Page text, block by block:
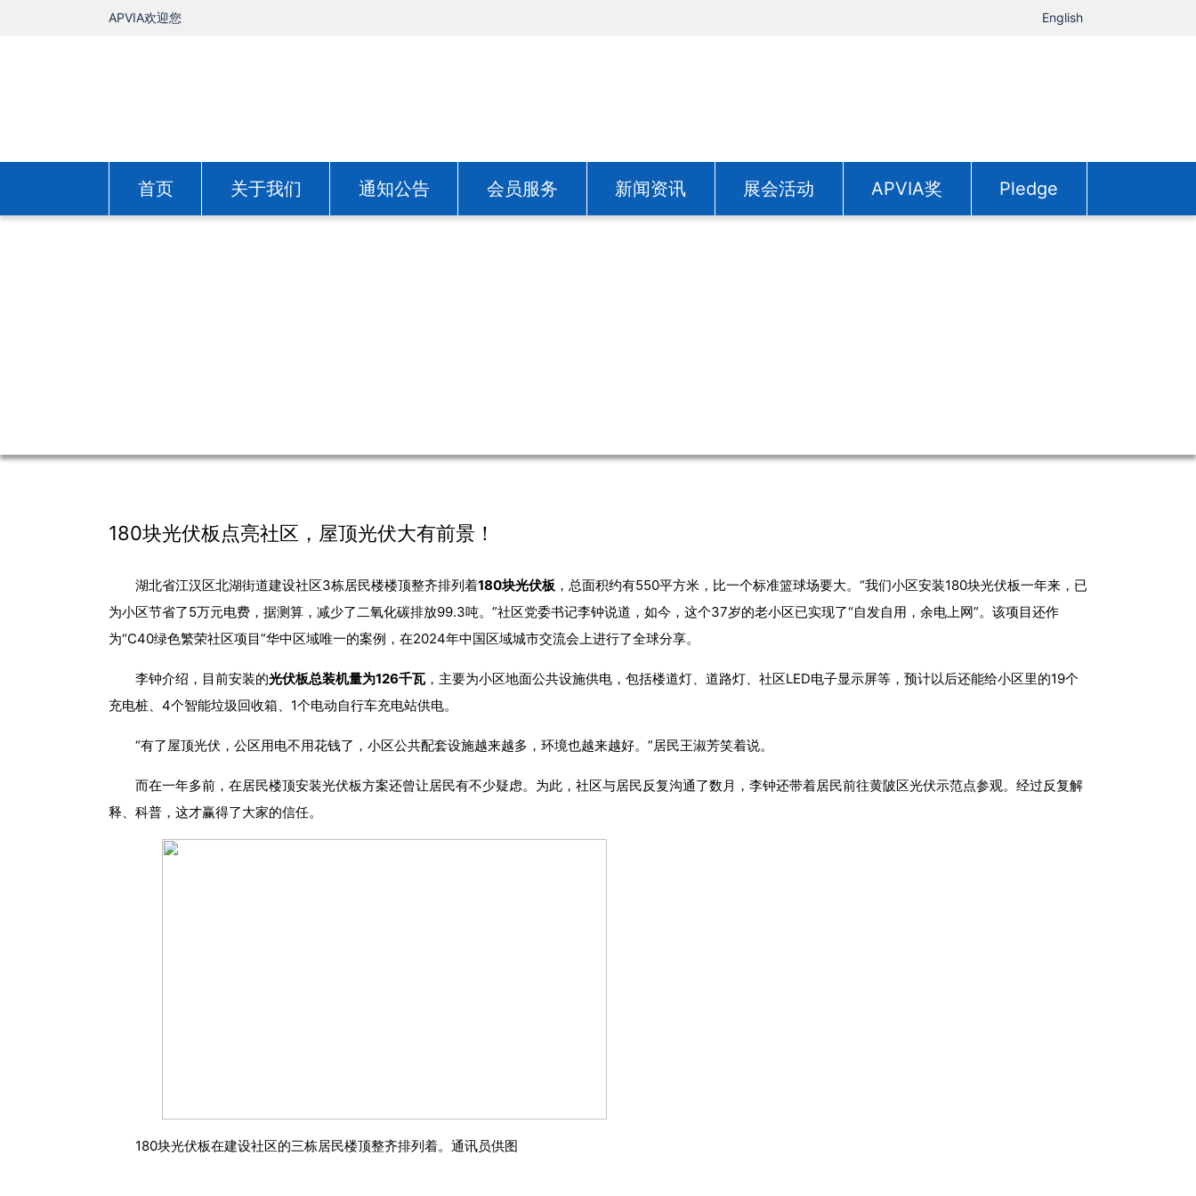
APVIA欢迎您 English
首页 关于我们 通知公告 会员服务 新闻资讯 展会活动 APVIA奖 Pledge
180块光伏板点亮社区，屋顶光伏大有前景！
湖北省江汉区北湖街道建设社区3栋居民楼楼顶整齐排列着180块光伏板 ，总面积约有550平方米，比一个标准篮球场要大。“我们小区安装180块光伏板一年来，已
为小区节省了5万元电费，据测算，减少了二氧化碳排放99.3吨。”社区党委书记李钟说道，如今，这个37岁的老小区已实现了“自发自用，余电上网”。该项目还作
为“C40绿色繁荣社区项目”华中区域唯一的案例，在2024年中国区域城市交流会上进行了全球分享。
李钟介绍，目前安装的光伏板总装机量为126千瓦，主要为小区地面公共设施供电，包括楼道灯、道路灯、社区LED电子显示屏等，预计以后还能给小区里的19个
充电桩、4个智能垃圾回收箱、1个电动自行车充电站供电。
“有了屋顶光伏，公区用电不用花钱了，小区公共配套设施越来越多，环境也越来越好。”居民王淑芳笑着说。
而在一年多前，在居民楼顶安装光伏板方案还曾让居民有不少疑虑。为此，社区与居民反复沟通了数月，李钟还带着居民前往黄陂区光伏示范点参观。经过反复解
释、科普，这才赢得了大家的信任。
180块光伏板在建设社区的三栋居民楼顶整齐排列着。通讯员供图